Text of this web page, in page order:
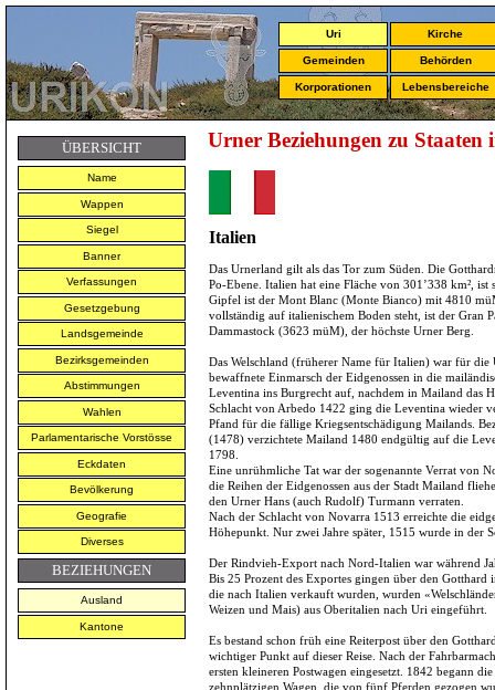
Uri Kirche
Gemeinden Behörden
Korporationen Lebensbereiche
ÜBERSICHT
Name
Wappen
Siegel
Banner
Verfassungen
Gesetzgebung
Landsgemeinde
Bezirksgemeinden
Abstimmungen
Wahlen
Parlamentarische Vorstösse
Eckdaten
Bevölkerung
Geografie
Diverses
BEZIEHUNGEN
Ausland
Kantone
Urner Beziehungen zu Staaten
Italien
Das Urnerland gilt als das Tor zum Süden. Die
Po-Ebene. Italien hat eine Fläche von 301’338 km²,
Gipfel ist der Mont Blanc (Monte Bianco) mit 4810
vollständig auf italienischem Boden steht, ist der Gran
Dammastock (3623 müM), der höchste Urner Berg.
Das Welschland (früherer Name für Italien) war für
bewaffnete Einmarsch der Eidgenossen in die
Leventina ins Burgrecht auf, nachdem in Mailand das
Schlacht von Arbedo 1422 ging die Leventina wieder
Pfand für die fällige Kriegsentschädigung Mailands.
(1478) verzichtete Mailand 1480 endgültig auf die
1798.
Eine unrühmliche Tat war der sogenannte Verrat von
die Reihen der Eidgenossen aus der Stadt Mailand
den Urner Hans (auch Rudolf) Turmann verraten.
Nach der Schlacht von Novarra 1513 erreichte die
Höhepunkt. Nur zwei Jahre später, 1515 wurde in der
Der Rindvieh-Export nach Nord-Italien war während
Bis 25 Prozent des Exportes gingen über den
die nach Italien verkauft wurden, wurden
Weizen und Mais) aus Oberitalien nach Uri eingeführt.
Es bestand schon früh eine Reiterpost über den
wichtiger Punkt auf dieser Reise. Nach der
ersten kleineren Postwagen eingesetzt. 1842 begann
zehnplätzigen Wagen, die von fünf Pferden gezogen